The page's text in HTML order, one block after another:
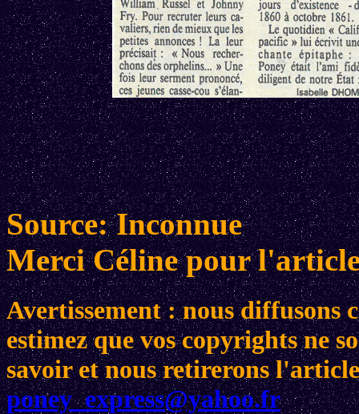
Source: Inconnue
Merci Céline pour
Avertissement : nous
estimez que vos copyrights ne
savoir et nous retirerons
poney_express@yahoo.fr